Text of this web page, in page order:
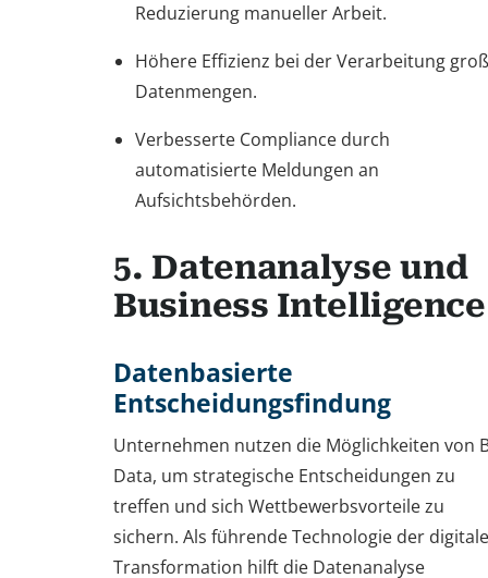
Reduzierung manueller Arbeit.
Höhere Effizienz bei der Verarbeitung
Datenmengen.
Verbesserte Compliance durch
automatisierte Meldungen an
Aufsichtsbehörden.
5. Datenanalyse und
Business Intelligence
Datenbasierte
Entscheidungsfindung
Unternehmen nutzen die Möglichkeiten von
Data, um strategische Entscheidungen zu
treffen und sich Wettbewerbsvorteile zu
sichern. Als führende Technologie der
Transformation hilft die Datenanalyse